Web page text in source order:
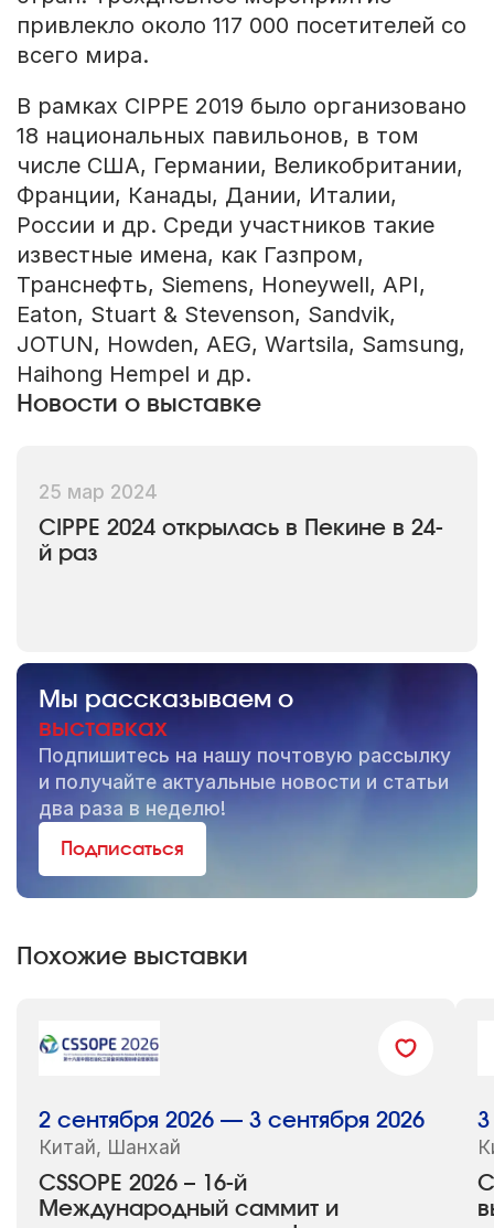
привлекло около 117 000 посетителей со
всего мира.
В рамках CIPPE 2019 было организовано
18 национальных павильонов, в том
числе США, Германии, Великобритании,
Франции, Канады, Дании, Италии,
России и др. Среди участников такие
известные имена, как Газпром,
Транснефть, Siemens, Honeywell, API,
Eaton, Stuart & Stevenson, Sandvik,
JOTUN, Howden, AEG, Wartsila, Samsung,
Haihong Hempel и др.
Новости о выставке
25 мар 2024
CIPPE 2024 открылась в Пекине в 24-
й раз
Мы рассказываем о
выставках
Подпишитесь на нашу почтовую рассылку
и получайте актуальные новости и статьи
два раза в неделю!
Подписаться
Похожие выставки
CSSOPE 2026 – 16-й
Международный саммит и
2 сентября 2026 — 3 сентября 2026
Китай, Шанхай